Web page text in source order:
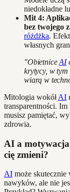
niedokładne
Mit 4:
bez twojego
różdżka.
własnych
"ObietniceAI
krytycy, w
wiarą w
Mitologia wokółAI
transparentności.
musisz pamiętać,
zdrowia.
AI a
cię zmieni?
AI może
nawyków, ale nie